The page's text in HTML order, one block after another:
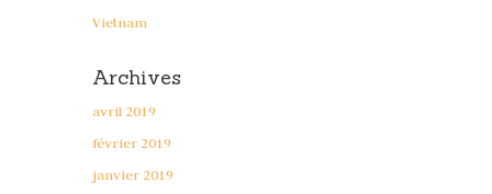
Vietnam
Archives
avril 2019
février 2019
janvier 2019